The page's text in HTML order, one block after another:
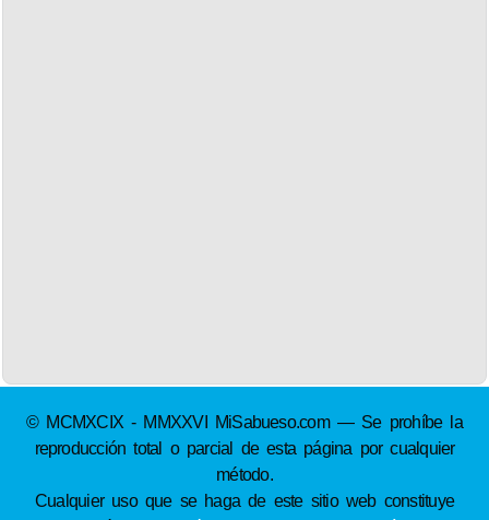
© MCMXCIX - MMXXVI MiSabueso.com — Se prohíbe la
reproducción total o parcial de esta página por cualquier
método.
Cualquier uso que se haga de este sitio web constituye